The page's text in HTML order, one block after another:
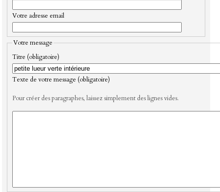
Votre adresse email
Votre message
Titre (obligatoire)
Texte de votre message (obligatoire)
Pour créer des paragraphes, laissez simplement des lignes vides.